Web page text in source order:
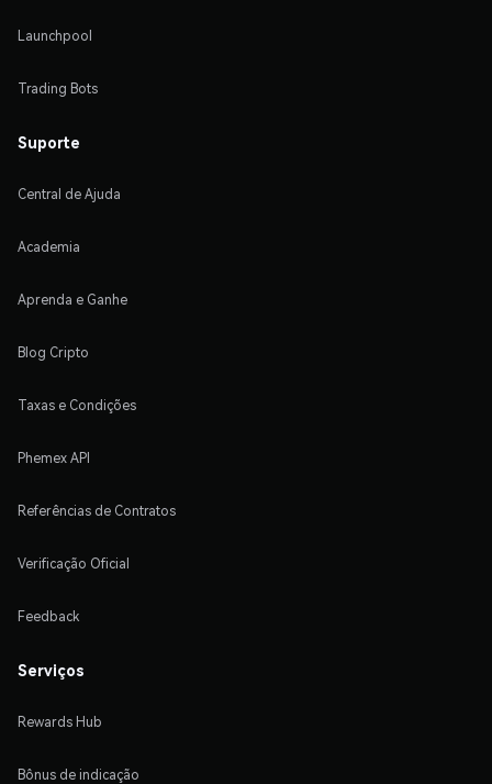
Launchpool
Trading Bots
Suporte
Central de Ajuda
Academia
Aprenda e Ganhe
Blog Cripto
Taxas e Condições
Phemex API
Referências de Contratos
Verificação Oficial
Feedback
Serviços
Rewards Hub
Bônus de indicação